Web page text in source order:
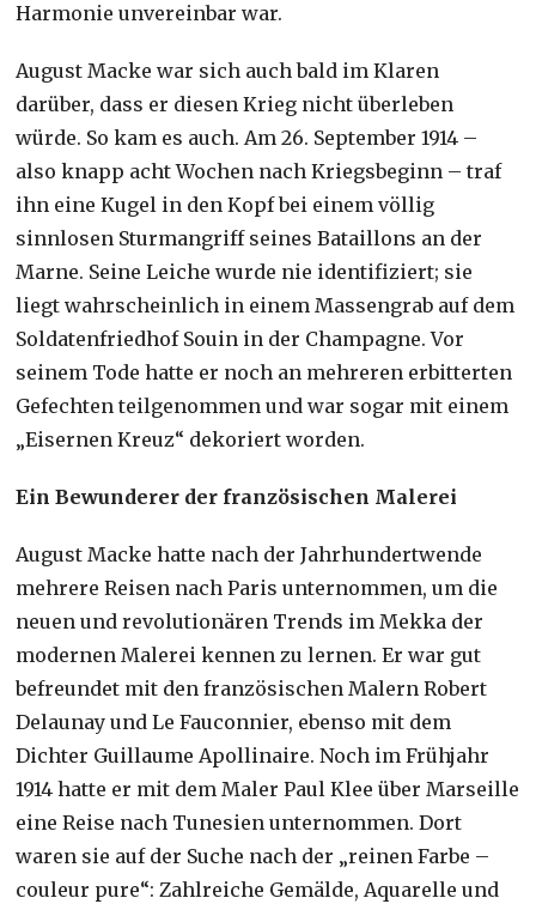
Harmonie unvereinbar war.
August Macke war sich auch bald im Klaren
darüber, dass er diesen Krieg nicht überleben
würde. So kam es auch. Am 26. September 1914 –
also knapp acht Wochen nach Kriegsbeginn – traf
ihn eine Kugel in den Kopf bei einem völlig
sinnlosen Sturmangriff seines Bataillons an der
Marne. Seine Leiche wurde nie identifiziert; sie
liegt wahrscheinlich in einem Massengrab auf dem
Soldatenfriedhof Souin in der Champagne. Vor
seinem Tode hatte er noch an mehreren erbitterten
Gefechten teilgenommen und war sogar mit einem
„Eisernen Kreuz“ dekoriert worden.
Ein Bewunderer der französischen Malerei
August Macke hatte nach der Jahrhundertwende
mehrere Reisen nach Paris unternommen, um die
neuen und revolutionären Trends im Mekka der
modernen Malerei kennen zu lernen. Er war gut
befreundet mit den französischen Malern Robert
Delaunay und Le Fauconnier, ebenso mit dem
Dichter Guillaume Apollinaire. Noch im Frühjahr
1914 hatte er mit dem Maler Paul Klee über Marseille
eine Reise nach Tunesien unternommen. Dort
waren sie auf der Suche nach der „reinen Farbe –
couleur pure“: Zahlreiche Gemälde, Aquarelle und